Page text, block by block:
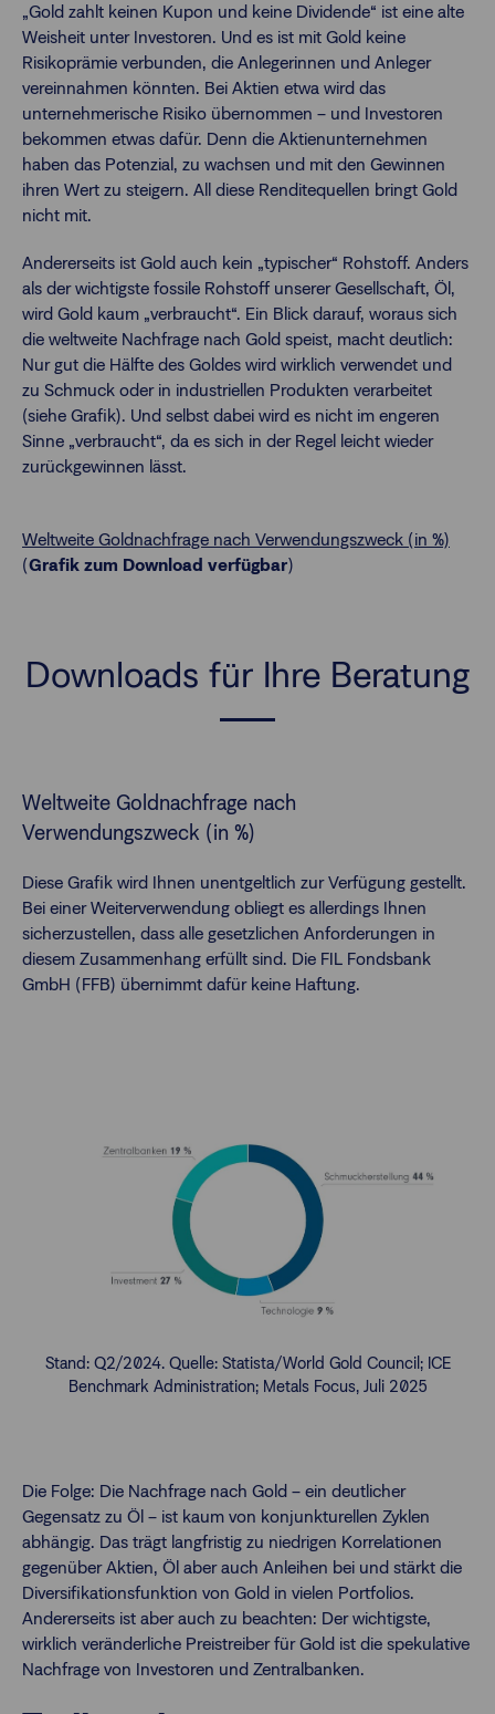
„Gold zahlt keinen Kupon und keine Dividende“ ist eine alte
Weisheit unter Investoren. Und es ist mit Gold keine
Risikoprämie verbunden, die Anlegerinnen und Anleger
vereinnahmen könnten. Bei Aktien etwa wird das
unternehmerische Risiko übernommen – und Investoren
bekommen etwas dafür. Denn die Aktienunternehmen
haben das Potenzial, zu wachsen und mit den Gewinnen
ihren Wert zu steigern. All diese Renditequellen bringt Gold
nicht mit.
Andererseits ist Gold auch kein „typischer“ Rohstoff. Anders
als der wichtigste fossile Rohstoff unserer Gesellschaft, Öl,
wird Gold kaum „verbraucht“. Ein Blick darauf, woraus sich
die weltweite Nachfrage nach Gold speist, macht deutlich:
Nur gut die Hälfte des Goldes wird wirklich verwendet und
zu Schmuck oder in industriellen Produkten verarbeitet
(siehe Grafik). Und selbst dabei wird es nicht im engeren
Sinne „verbraucht“, da es sich in der Regel leicht wieder
zurückgewinnen lässt.
Weltweite Goldnachfrage nach Verwendungszweck (in %)
(Grafik zum Download verfügbar)
Downloads für Ihre Beratung
Weltweite Goldnachfrage nach
Verwendungszweck (in %)
Diese Grafik wird Ihnen unentgeltlich zur Verfügung gestellt.
Bei einer Weiterverwendung obliegt es allerdings Ihnen
sicherzustellen, dass alle gesetzlichen Anforderungen in
diesem Zusammenhang erfüllt sind. Die FIL Fondsbank
GmbH (FFB) übernimmt dafür keine Haftung.
Stand: Q2/2024. Quelle: Statista/World Gold Council; ICE
Benchmark Administration; Metals Focus, Juli 2025
Die Folge: Die Nachfrage nach Gold – ein deutlicher
Gegensatz zu Öl – ist kaum von konjunkturellen Zyklen
abhängig. Das trägt langfristig zu niedrigen Korrelationen
gegenüber Aktien, Öl aber auch Anleihen bei und stärkt die
Diversifikationsfunktion von Gold in vielen Portfolios.
Andererseits ist aber auch zu beachten: Der wichtigste,
wirklich veränderliche Preistreiber für Gold ist die spekulative
Nachfrage von Investoren und Zentralbanken.